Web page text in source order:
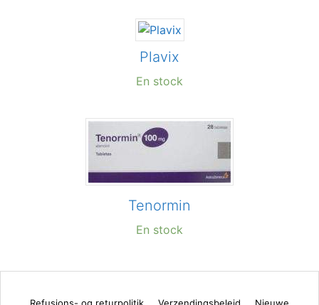
Plavix
En stock
Tenormin
En stock
Refusions- og returpolitik Verzendingsbeleid Nieuwe